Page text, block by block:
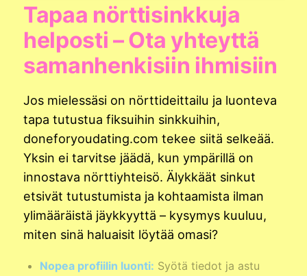
Tapaa nörttisinkkuja
helposti – Ota yhteyttä
samanhenkisiin ihmisiin
Jos mielessäsi on nörttideittailu ja luonteva
tapa tutustua fiksuihin sinkkuihin,
doneforyoudating.com tekee siitä selkeää.
Yksin ei tarvitse jäädä, kun ympärillä on
innostava nörttiyhteisö. Älykkäät sinkut
etsivät tutustumista ja kohtaamista ilman
ylimääräistä jäykkyyttä – kysymys kuuluu,
miten sinä haluaisit löytää omasi?
Nopea profiilin luonti: Syötä tiedot ja astu